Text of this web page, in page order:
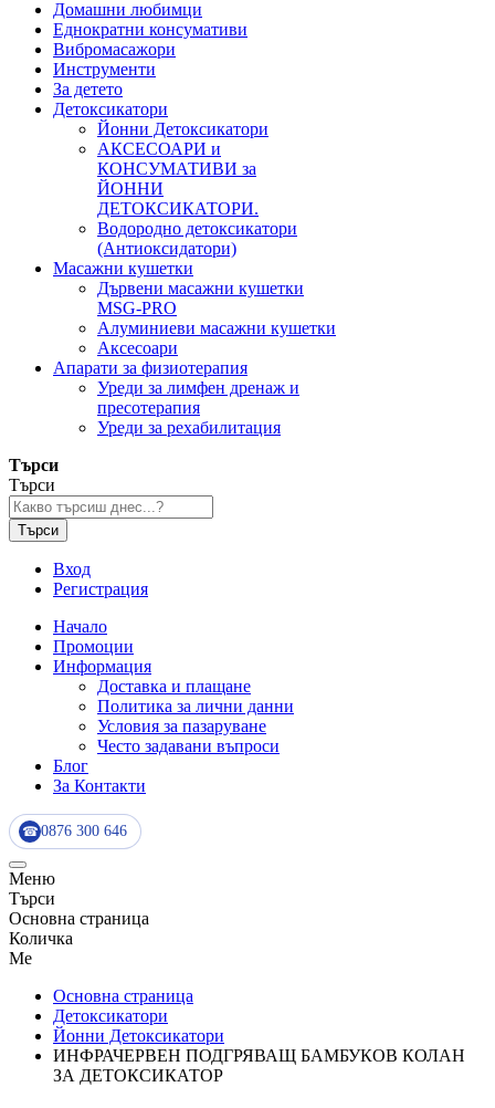
Домашни любимци
Еднократни консумативи
Вибромасажори
Инструменти
За детето
Детоксикатори
Йонни Детоксикатори
АКСЕСОАРИ и
КОНСУМАТИВИ за
ЙОННИ
ДЕТОКСИКАТОРИ.
Водородно детоксикатори
(Антиоксидатори)
Масажни кушетки
Дървени масажни кушетки
MSG-PRO
Алуминиеви масажни кушетки
Аксесоари
Апарати за физиотерапия
Уреди за лимфен дренаж и
пресотерапия
Уреди за рехабилитация
Търси
Търси
Търси
Вход
Регистрация
Начало
Промоции
Информация
Доставка и плащане
Политика за лични данни
Условия за пазаруване
Често задавани въпроси
Блог
За Контакти
☎ 0876 300 646
Меню
Търси
Основна страница
Количка
Me
Основна страница
Детоксикатори
Йонни Детоксикатори
ИНФРАЧЕРВЕН ПОДГРЯВАЩ БАМБУКОВ КОЛАН
ЗА ДЕТОКСИКАТОР